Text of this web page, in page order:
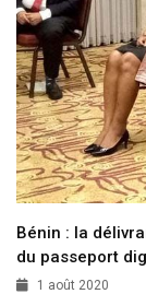
Bénin : la
du passeport
1 août 2020